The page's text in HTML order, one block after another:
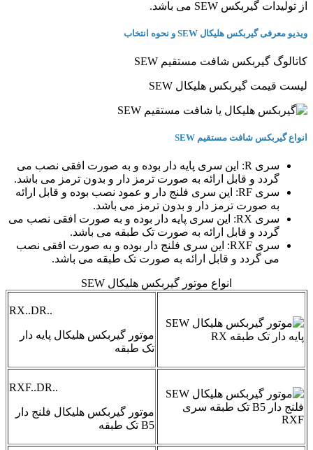
از تولیدات گیربکس SEW می باشد.
ویدیو معرفی گیربکس هلیکال SEW و نحوه انتخاب
کاتالوگ گیربکس شافت مستقیم SEW
لیست قیمت گیربکس هلیکال SEW
انواع گیربکس شافت مستقیم SEW
سری R
: این سری پایه دار بوده و به صورت افقی نصب می
گردد و قابل ارائه به صورت ترمز دار و بدون ترمز می باشد.
سری RF
: این سری فلنج دار و عمود نصب بوده و قابل ارائه
به صورت ترمز دار و بدون ترمز می باشد.
سری RX
: این سری پایه دار بوده و به صورت افقی نصب می
گردد و قابل ارائه به صورت تک طبقه می باشد.
سری RXF
: این سری فلنج دار بوده و به صورت افقی نصب
می گردد و قابل ارائه به صورت تک طبقه می باشد.
انواع موتور گیربکس هلیکال SEW
RX..DR..
موتور گیربکس هلیکال پایه دار
تک طبقه
RXF..DR..
موتور گیربکس هلیکال فلنج دار
B5 تک طبقه